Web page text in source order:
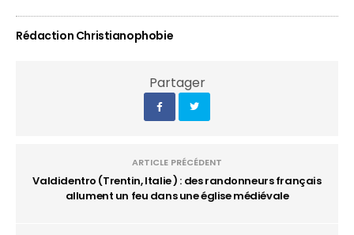
Rédaction Christianophobie
Partager
ARTICLE PRÉCÉDENT
Valdidentro (Trentin, Italie ) : des randonneurs français
allument un feu dans une église médiévale